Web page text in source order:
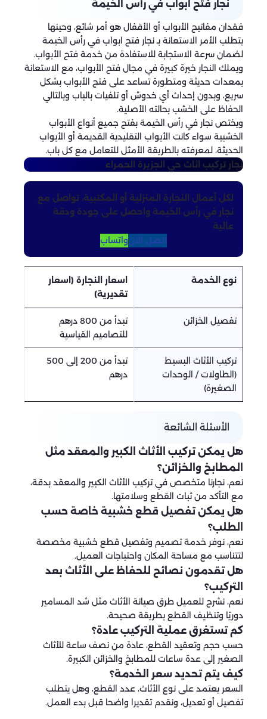
نجار فتح ابواب في رأس الخيمة
فقدان مفاتيح الأبواب أو الأقفال هو أمر شائع، وحينها
يتطلب الأمر الاستعانة بـ نجار فتح ابواب في رأس الخيمة
لضمان سرعة الاستجابة للاستفادة من خدمة فتح الأبواب.
ويملك النجار خبرة كبيرة في مجال فتح الأبواب، مع الاستعانة
بمعدات حديثة ومتطورة تساعد على فتح الأبواب بشكل
سريع، وبدون إحداث أي خدوش أو تلفيات بالباب وبالتالي
الحفاظ على الخشب بحالته الأصلية.
ويختص نجار في رأس الخيمة بفتح جميع أنواع الأبواب
الخشبية سواء كانت الأبواب التقليدية القديمة أو الأبواب
الحديثة، لمعرفته بالطريقة الأمثل للتعامل مع كل باب.
نجار تركيب اثاث حي الجزيرة الحمراء
لكل أعمال النجارة المنزلية أو المكتبية، تواصل مع
نجار في رأس الخيمة واحصل على جودة ودقة
عالية
اتصل الانواتساب
نوع الخدمة
اسعار النجارة (اسعار
تقديرية)
تفصيل الخزائن
تبدأ من 800 درهم
للتصاميم القياسية
تركيب الأثاث البسيط
(الطاولات / الوحدات
الصغيرة)
تبدأ من 200 إلى 500
درهم
الأسئلة الشائعة
هل يمكن تركيب الأثاث الكبير والمعقد مثل
المطابخ والخزائن؟
نعم، نجارنا متخصص في تركيب الأثاث الكبير والمعقد بدقة،
مع التأكد من ثبات القطع وسلامتها.
هل يمكن تفصيل قطع خشبية خاصة حسب
الطلب؟
نعم، نوفر خدمة تصميم وتفصيل قطع خشبية مخصصة
لتتناسب مع مساحة المكان واحتياجات العميل.
هل تقدمون نصائح للحفاظ على الأثاث بعد
التركيب؟
نعم، نشرح للعميل طرق صيانة الأثاث مثل شد المسامير
دوريًا وتنظيف القطع بطريقة صحيحة.
كم تستغرق عملية التركيب عادة؟
حسب حجم وتعقيد القطع، عادة من نصف ساعة للأثاث
الصغير إلى عدة ساعات للمطابخ والخزائن الكبيرة.
كيف يتم تحديد سعر الخدمة؟
السعر يعتمد على نوع الأثاث، عدد القطع، وهل يتطلب
تفصيل أو تعديل، ونقدم تقديرا واضحا قبل بدء العمل.